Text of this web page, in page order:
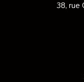
38, rue